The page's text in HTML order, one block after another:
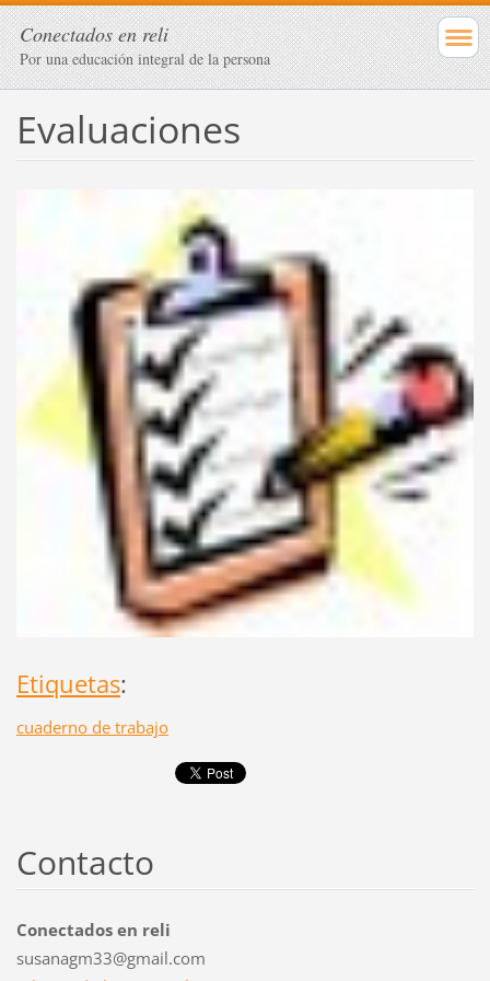
Conectados en reli
Por una educación integral de la persona
Evaluaciones
Etiquetas:
cuaderno de trabajo
Contacto
Conectados en reli
susanagm33@gmail.com